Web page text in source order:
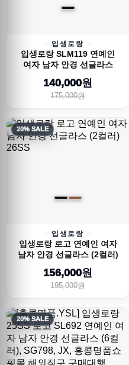
입생로랑
입생로랑 SLM119 연예인
여자 남자 안경 선글라스
140,000원
175,000원
20% SALE
입생로랑
입생로랑 로고 연예인 여자
남자 안경 선글라스 (2컬러)
156,000원
195,000원
20% SALE